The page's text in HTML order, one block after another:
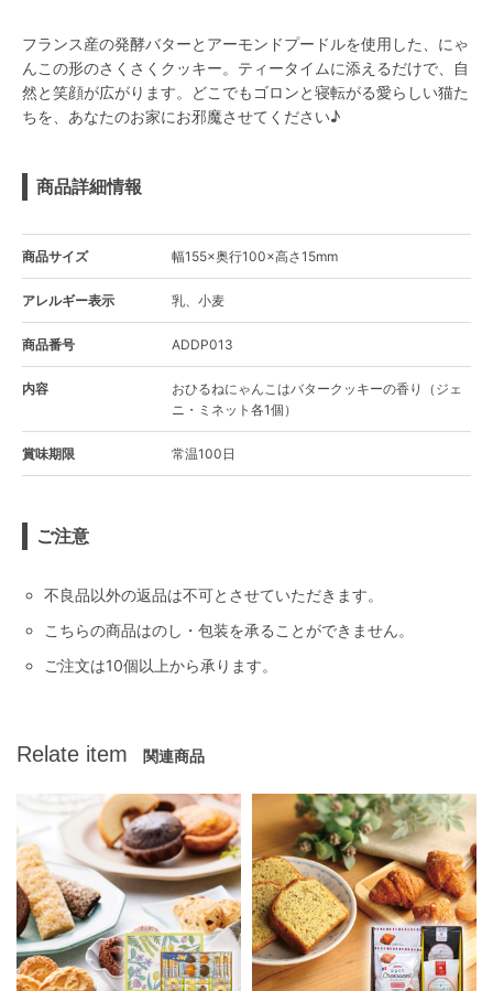
フランス産の発酵バターとアーモンドプードルを使用した、にゃ
んこの形のさくさくクッキー。ティータイムに添えるだけで、自
然と笑顔が広がります。どこでもゴロンと寝転がる愛らしい猫た
ちを、あなたのお家にお邪魔させてください♪
商品詳細情報
商品サイズ 幅155×奥行100×高さ15mm
アレルギー表示 乳、小麦
商品番号 ADDP013
内容
おひるねにゃんこはバタークッキーの香り（ジェ
ニ・ミネット各1個）
賞味期限 常温100日
ご注意
不良品以外の返品は不可とさせていただきます。
こちらの商品はのし・包装を承ることができません。
ご注文は10個以上から承ります。
Relate item 関連商品